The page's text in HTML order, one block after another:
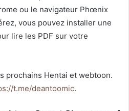
ou le navigateur Phœnix
vous pouvez installer une
lire les PDF sur votre
prochains Hentai et webtoon.
t.me/deantoomic.